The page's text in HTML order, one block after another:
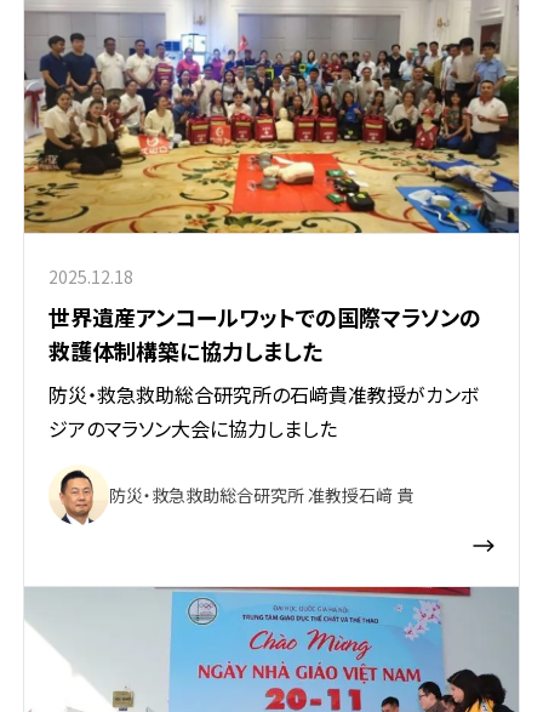
2025.12.18
世界遺産アンコールワットでの国際マラソンの
救護体制構築に協力しました
防災・救急救助総合研究所の石﨑貴准教授がカンボ
ジアのマラソン大会に協力しました
防災・救急救助総合研究所 准教授石﨑 貴